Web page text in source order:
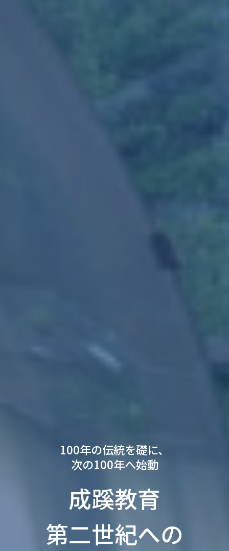
100年の伝統を礎に、
次の100年へ始動
成蹊教育
第二世紀への